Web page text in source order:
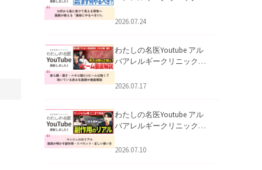
える男性へ｜医師が教える
2026.07.24
わたしの名医Youtube アル
バアレルギークリニック札
跡にVビームは効く？向いて
2026.07.17
わたしの名医Youtube アル
バアレルギークリニック札
医師が明かす副作用・リバ
2026.07.10